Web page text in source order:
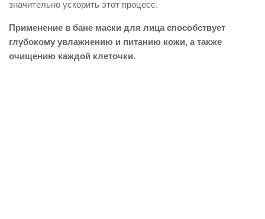
значительно ускорить этот процесс.
Применение в бане маски для лица способствует
глубокому увлажнению и питанию кожи, а также
очищению каждой клеточки.